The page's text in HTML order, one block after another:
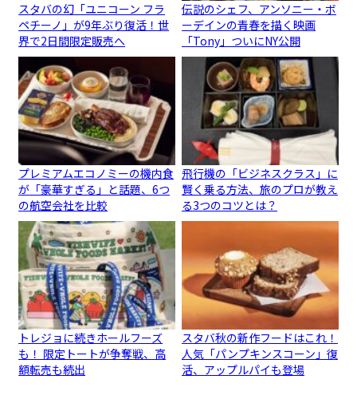
スタバの幻「ユニコーン フラ
ペチーノ」が9年ぶり復活！世
界で2日間限定販売へ
伝説のシェフ、アンソニー・ボ
ーデインの青春を描く映画
「Tony」ついにNY公開
プレミアムエコノミーの機内食
が「豪華すぎる」と話題、6つ
の航空会社を比較
飛行機の「ビジネスクラス」に
賢く乗る方法、旅のプロが教え
る3つのコツとは？
トレジョに続きホールフーズ
も！ 限定トートが争奪戦、高
額転売も続出
スタバ秋の新作フードはこれ！
人気「パンプキンスコーン」復
活、アップルパイも登場